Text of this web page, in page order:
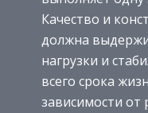
Качество и
должна
нагрузки и
всего срока
зависимости от